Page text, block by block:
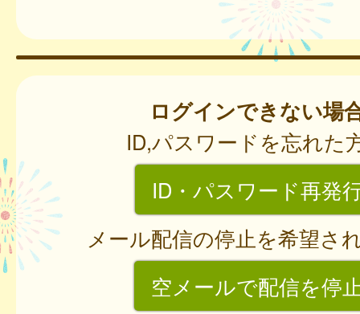
ログインできない場
ID,パスワードを忘れた
ID・パスワード再発
メール配信の停止を希望さ
空メールで配信を停